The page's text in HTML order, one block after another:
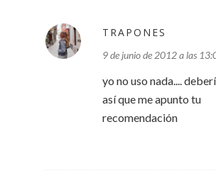
TRAPONES
9 de junio de 2012 a las
yo no uso nada....
así que me apunto tu
recomendación